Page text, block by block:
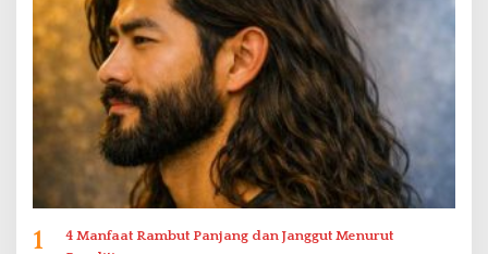
1
4 Manfaat Rambut Panjang dan Janggut Menurut